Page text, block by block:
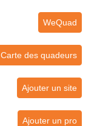
WeQuad
Carte des quadeurs
Ajouter un site
Ajouter un pro